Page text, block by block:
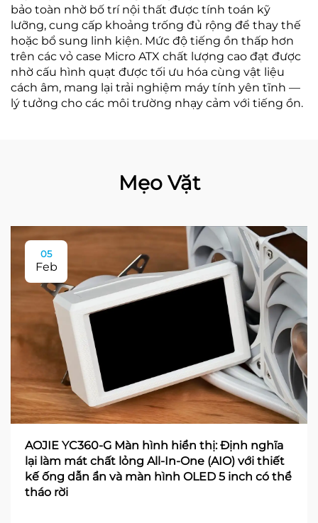
bảo toàn nhờ bố trí nội thất được tính toán kỹ
lưỡng, cung cấp khoảng trống đủ rộng để thay thế
hoặc bổ sung linh kiện. Mức độ tiếng ồn thấp hơn
trên các vỏ case Micro ATX chất lượng cao đạt được
nhờ cấu hình quạt được tối ưu hóa cùng vật liệu
cách âm, mang lại trải nghiệm máy tính yên tĩnh —
lý tưởng cho các môi trường nhạy cảm với tiếng ồn.
Mẹo Vặt
05
Feb
AOJIE YC360-G Màn hình hiển thị: Định nghĩa
lại làm mát chất lỏng All-In-One (AIO) với thiết
kế ống dẫn ẩn và màn hình OLED 5 inch có thể
tháo rời